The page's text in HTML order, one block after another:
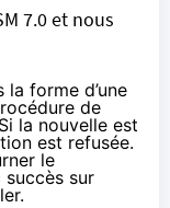
7.0 et nous
forme d’une
de
la nouvelle est
est refusée.
le
succès sur